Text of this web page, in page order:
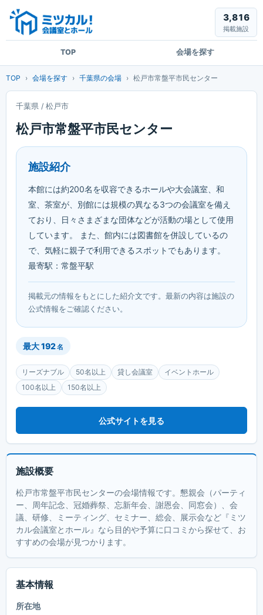
TOP 会場を探す
3,816
掲載施設
TOP 会場を探す 千葉県の会場 松戸市常盤平市民センター
千葉県 / 松戸市
松戸市常盤平市民センター
施設紹介
本館には約200名を収容できるホールや大会議室、和
室、茶室が、別館には規模の異なる3つの会議室を備え
ており、日々さまざまな団体などが活動の場として使用
しています。 また、館内には図書館を併設しているの
で、気軽に親子で利用できるスポットでもあります。
最寄駅：常盤平駅
掲載元の情報をもとにした紹介文です。最新の内容は施設の
公式情報をご確認ください。
最大192名
リーズナブル 50名以上 貸し会議室
イベントホール
100名以上
150名以上
公式サイトを見る
施設概要
松戸市常盤平市民センターの会場情報です。懇親会（パーティ
ー、周年記念、冠婚葬祭、忘新年会、謝恩会、同窓会）、会
議、研修、ミーティング、セミナー、総会、展示会など『ミツ
カル会議室とホール』なら目的や予算に口コミから探せて、お
すすめの会場が見つかります。
基本情報
所在地